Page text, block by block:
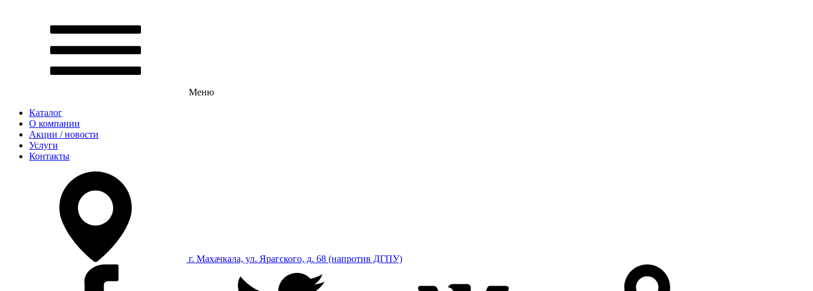
Меню
Каталог
О компании
Акции / новости
Услуги
Контакты
г. Махачкала, ул. Ярагского, д. 68 (напротив ДГПУ)